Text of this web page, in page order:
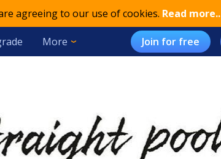
agreeing to our use of cookies. Read more..
More Join for free